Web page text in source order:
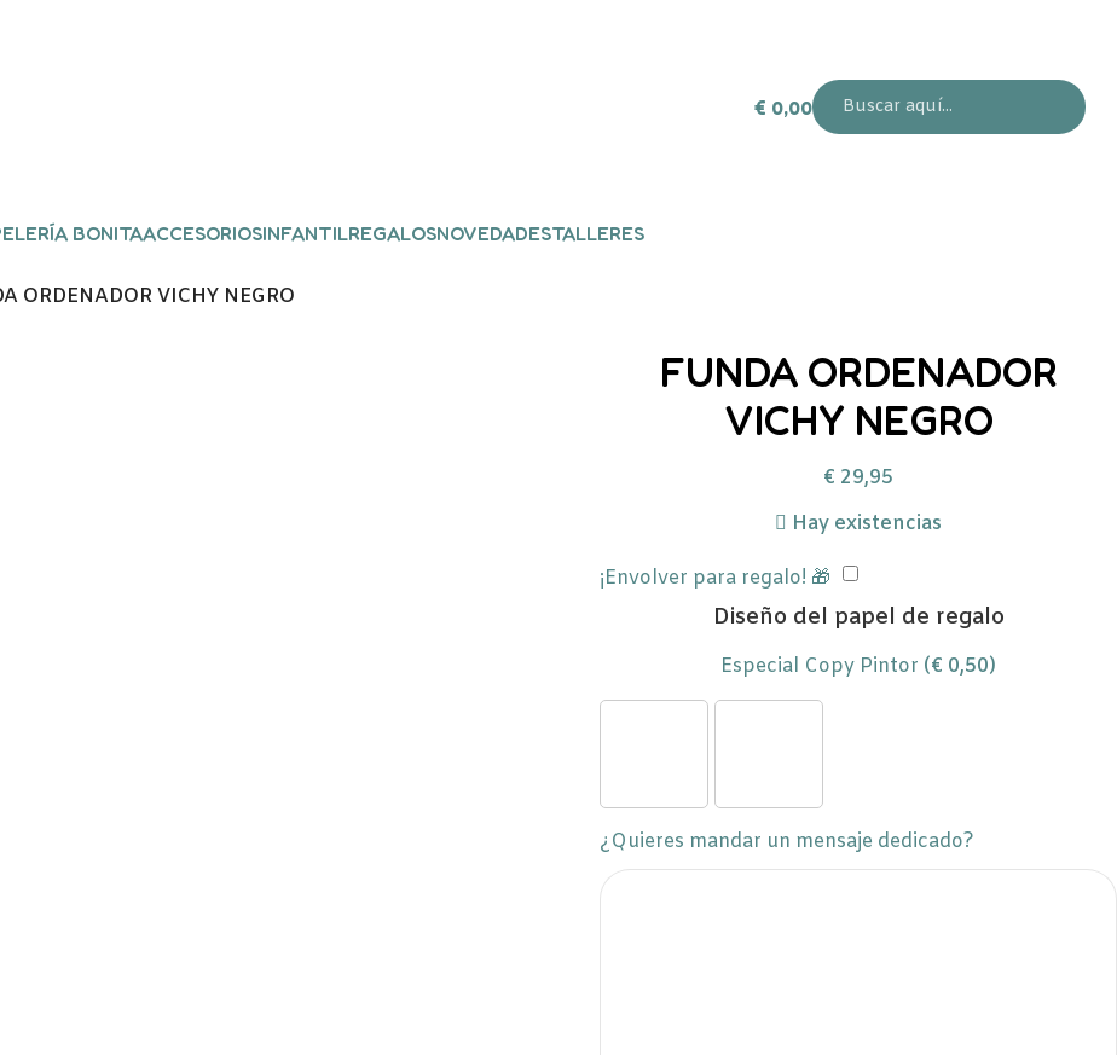
€ 0,00
BONITAACCESORIOSINFANTILREGALOSNOVEDADESTALLERES
ORDENADOR VICHY NEGRO
FUNDA ORDENADOR
VICHY NEGRO
€ 29,95
Hay existencias
¡Envolver para regalo! 🎁
Diseño del papel de regalo
Especial Copy Pintor (€ 0,50)
¿Quieres mandar un mensaje dedicado?